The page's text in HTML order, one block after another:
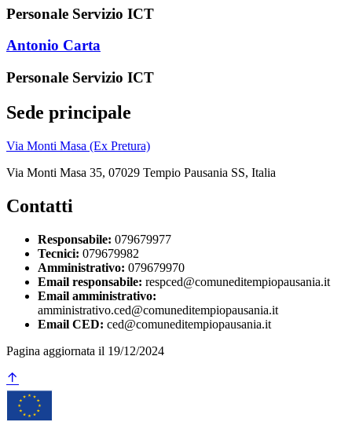
Personale Servizio ICT
Antonio Carta
Personale Servizio ICT
Sede principale
Via Monti Masa (Ex Pretura)
Via Monti Masa 35, 07029 Tempio Pausania SS, Italia
Contatti
Responsabile: 079679977
Tecnici: 079679982
Amministrativo: 079679970
Email responsabile: respced@comuneditempiopausania.it
Email amministrativo:
amministrativo.ced@comuneditempiopausania.it
Email CED: ced@comuneditempiopausania.it
Pagina aggiornata il 19/12/2024